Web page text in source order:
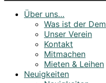
Über uns…
Was ist der
Unser Verein
Kontakt
Mitmachen
Mieten & Leihen
Neuigkeiten